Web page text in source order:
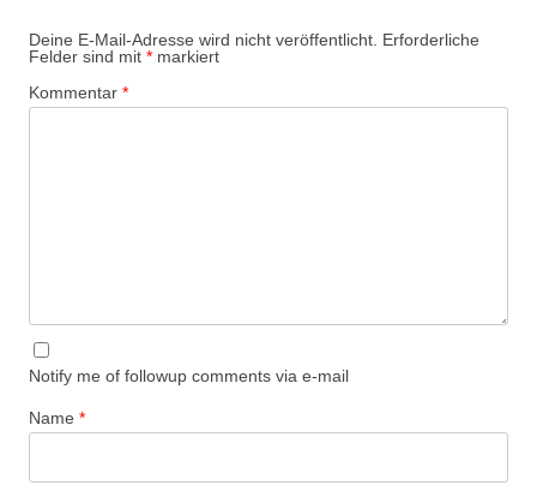
Deine E-Mail-Adresse wird nicht veröffentlicht. Erforderliche
Felder sind mit * markiert
Kommentar *
Notify me of followup comments via e-mail
Name *